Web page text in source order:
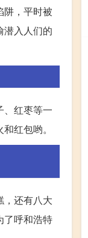
阱，平时被
潜入人们的
、红枣等一
红包哟。
，还有八大
了呼和浩特